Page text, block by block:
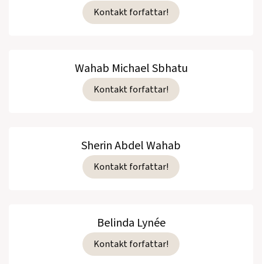
Kontakt forfattar!
Wahab Michael Sbhatu
Kontakt forfattar!
Sherin Abdel Wahab
Kontakt forfattar!
Belinda Lynée
Kontakt forfattar!